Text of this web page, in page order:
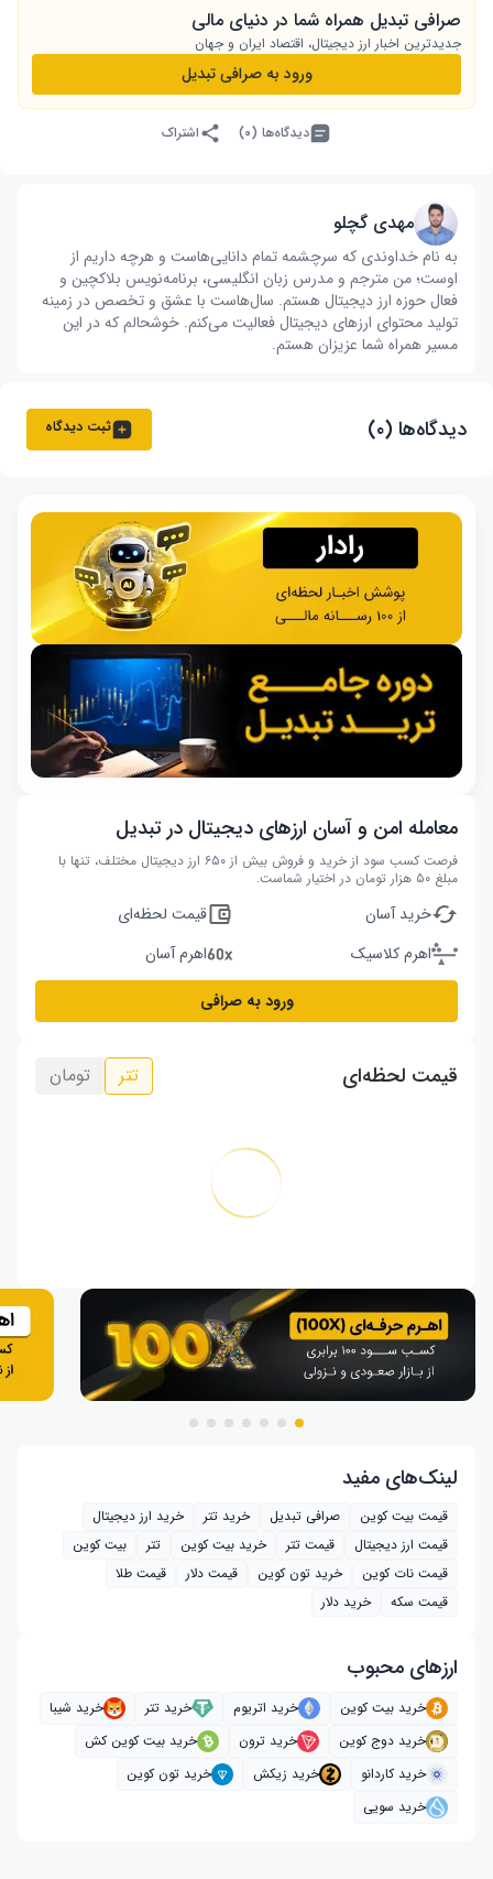
صرافی تبدیل همراه شما در دنیای مالی
جدیدترین اخبار ارز دیجیتال، اقتصاد ایران و جهان
ورود به صرافی تبدیل
دیدگاه‌ها (۰) اشتراک
مهدی گچلو
به نام خداوندی که سرچشمه تمام دانایی‌هاست و هرچه داریم از
اوست؛ من مترجم و مدرس زبان انگلیسی، برنامه‌نویس بلاکچین و
فعال حوزه ارز دیجیتال هستم. سال‌هاست با عشق و تخصص در زمینه
تولید محتوای ارزهای دیجیتال فعالیت می‌کنم. خوشحالم که در این
مسیر همراه شما عزیزان هستم.
دیدگاه‌ها (۰) ثبت دیدگاه
معامله امن و آسان ارزهای دیجیتال در تبدیل
فرصت کسب سود از خرید و فروش بیش از ۶۵۰ ارز دیجیتال مختلف، تنها با
مبلغ ۵۰ هزار تومان در اختیار شماست.
خرید آسان
قیمت لحظه‌ای
اهرم کلاسیک
اهرم آسان
ورود به صرافی
قیمت لحظه‌ای تتر تومان
لینک‌های مفید
قیمت بیت کوین صرافی تبدیل خرید تتر
خرید ارز دیجیتال
قیمت ارز دیجیتال
قیمت تتر خرید بیت‌ کوین تتر
بیت کوین
قیمت نات کوین
خرید تون کوین قیمت دلار
قیمت طلا
قیمت سکه
خرید دلار
ارز‌های محبوب
خرید بیت کوین خرید اتریوم خرید تتر
خرید شیبا
خرید دوج کوین
خرید ترون
خرید بیت کوین کش
خرید کاردانو
خرید زیکش
خرید تون کوین
خرید سویی